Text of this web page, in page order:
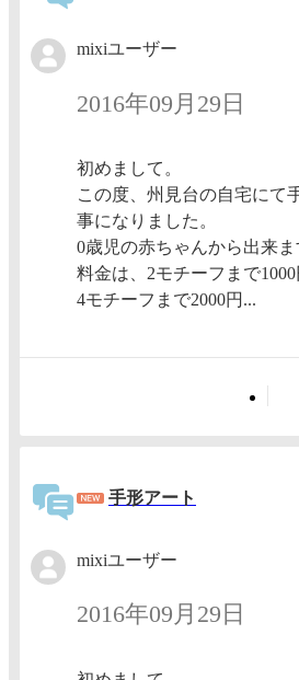
mixiユーザー
2016年09月29日
初めまして。
この度、州見台の自宅にて
事になりました。
0歳児の赤ちゃんから出来ま
料金は、2モチーフまで1000
4モチーフまで2000円...
手形アート
mixiユーザー
2016年09月29日